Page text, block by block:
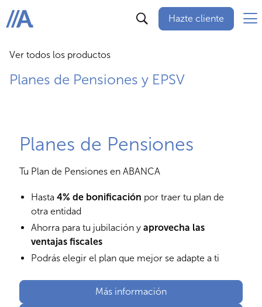
ABANCA
Hazte cliente
Ver todos los productos
Planes de Pensiones y EPSV
Planes de Pensiones
Tu Plan de Pensiones en ABANCA
Hasta 4% de bonificación por traer tu plan de
otra entidad
Ahorra para tu jubilación y aprovecha las
ventajas fiscales
Podrás elegir el plan que mejor se adapte a ti
Más información